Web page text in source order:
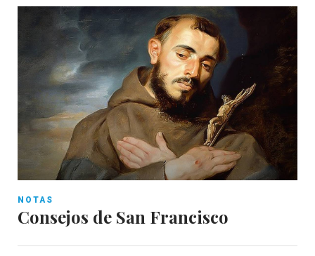
NOTAS
Consejos de San Francisco